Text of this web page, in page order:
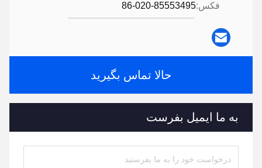
فکس:86-020-85553495
حالا تماس بگیرید
به ما ایمیل بفرست